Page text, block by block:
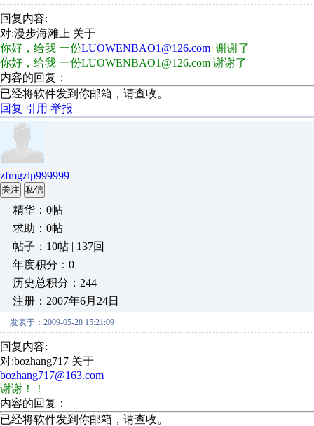
回复内容:
对:漫步海滩上 关于
你好，给我 一份LUOWENBAO1@126.com 谢谢了
你好，给我 一份LUOWENBAO1@126.com 谢谢了
内容的回复：
已经将软件发到你邮箱，请查收。
回复 引用 举报
zfmgzlp999999
关注 私信
精华：0帖
求助：0帖
帖子：10帖 | 137回
年度积分：0
历史总积分：244
注册：2007年6月24日
发表于：2009-05-28 15:21:09
回复内容:
对:bozhang717 关于
bozhang717@163.com
谢谢！！
内容的回复：
已经将软件发到你邮箱，请查收。